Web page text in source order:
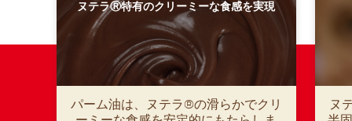
ヌテラⓇ特有のクリーミーな食感を実現
パーム油は、ヌテラ®の滑らかでクリ
ヌ